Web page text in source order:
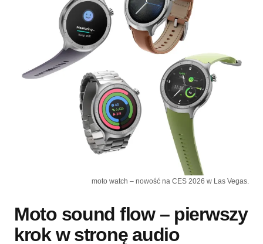
moto watch – nowość na CES 2026 w Las Vegas.
Moto sound flow – pierwszy
krok w stronę audio